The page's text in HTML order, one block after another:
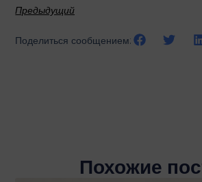
Предыдущий
Поделиться сообщением:
Похожие